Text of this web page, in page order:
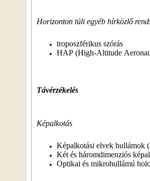
Horizonton túli egyéb hírközlő
troposzférikus szórás
HAP (High-Altitude
Távérzékelés
Képalkotás
Képalkotási elvek hullámok
Két és háromdimenziós
Optikai és mikrohullámú